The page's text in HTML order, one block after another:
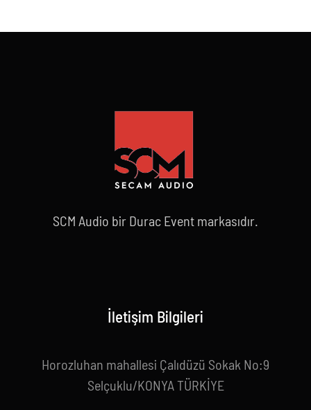
SCM Audio bir Durac Event markasıdır.
İletişim Bilgileri
Horozluhan mahallesi Çalıdüzü Sokak No:9
Selçuklu/KONYA TÜRKİYE